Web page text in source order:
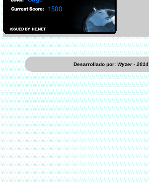
Desarrollado por:Wyzer - 2014